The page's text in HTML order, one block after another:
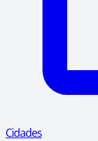
Cidades